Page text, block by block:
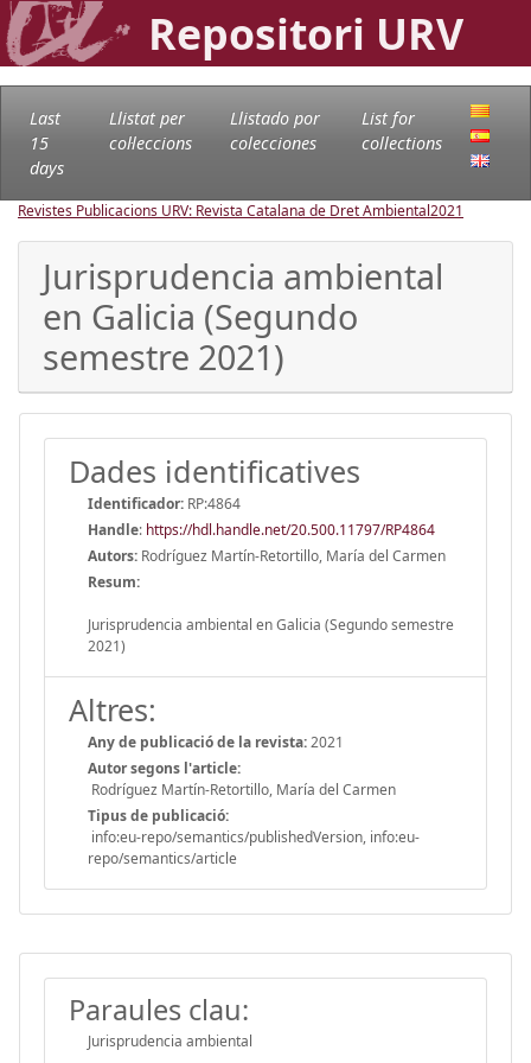
Repositori URV
Last
15
days
Llistat per
col·leccions
Llistado por
colecciones
List for
collections
Revistes Publicacions URV: Revista Catalana de Dret Ambiental2021
Jurisprudencia ambiental
en Galicia (Segundo
semestre 2021)
Dades identificatives
Identificador: RP:4864
Handle: https://hdl.handle.net/20.500.11797/RP4864
Autors: Rodríguez Martín-Retortillo, María del Carmen
Resum:
Jurisprudencia ambiental en Galicia (Segundo semestre
2021)
Altres:
Any de publicació de la revista:2021
Autor segons l'article:
Rodríguez Martín-Retortillo, María del Carmen
Tipus de publicació:
info:eu-repo/semantics/publishedVersion, info:eu-
repo/semantics/article
Paraules clau:
Jurisprudencia ambiental